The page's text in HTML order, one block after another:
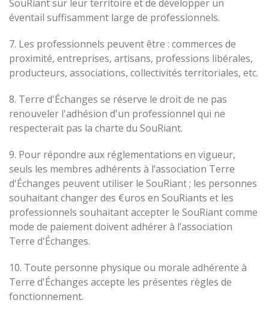
SouRiant sur leur territoire et de développer un
éventail suffisamment large de professionnels.
7. Les professionnels peuvent être : commerces de
proximité, entreprises, artisans, professions libérales,
producteurs, associations, collectivités territoriales, etc.
8. Terre d'Échanges se réserve le droit de ne pas
renouveler l'adhésion d'un professionnel qui ne
respecterait pas la charte du SouRiant.
9. Pour répondre aux réglementations en vigueur,
seuls les membres adhérents à l’association Terre
d'Échanges peuvent utiliser le SouRiant ; les personnes
souhaitant changer des €uros en SouRiants et les
professionnels souhaitant accepter le SouRiant comme
mode de paiement doivent adhérer à l’association
Terre d'Échanges.
10. Toute personne physique ou morale adhérente à
Terre d'Échanges accepte les présentes règles de
fonctionnement.